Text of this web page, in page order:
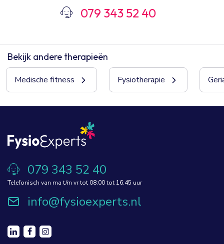
079 343 52 40
Bekijk andere therapieën
Medische fitness Fysiotherapie
079 343 52 40
Telefonisch van ma t/m vr tot 08:00 tot 16:45 uur
info@fysioexperts.nl